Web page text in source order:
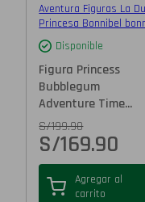
Disponible
Figura Princess
Bubblegum
Adventure Time...
S/199.90
S/169.90
Agregar al
carrito